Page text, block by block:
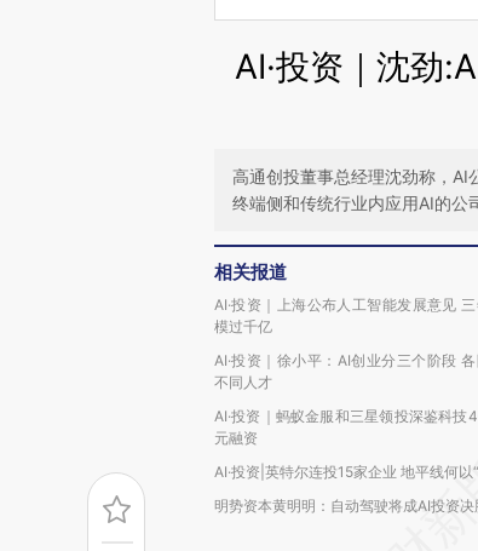
AI·投资｜沈劲
高通创投董事总经理沈劲称，AI
终端侧和传统行业内应用AI的公
相关报道
AI·投资｜上海公布人工智能发展意见
模过千亿
AI·投资｜徐小平：AI创业分三个阶段
不同人才
AI·投资｜蚂蚁金服和三星领投深鉴科技
元融资
AI·投资|英特尔连投15家企业 地平线何以
明势资本黄明明：自动驾驶将成AI投资决